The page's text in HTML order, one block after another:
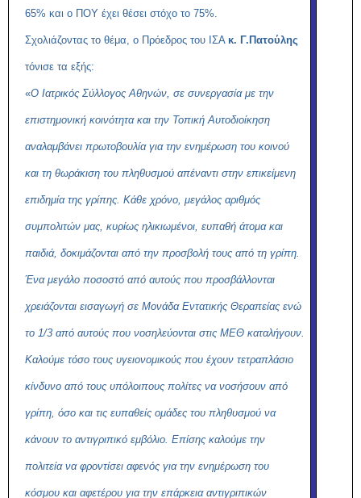
65% και ο ΠΟΥ έχει θέσει στόχο το 75%.
Σχολιάζοντας το θέμα, ο Πρόεδρος του ΙΣΑ κ. Γ.Πατούλης
τόνισε τα εξής:
«Ο Ιατρικός Σύλλογος Αθηνών, σε συνεργασία με την
επιστημονική κοινότητα και την Τοπική Αυτοδιοίκηση
αναλαμβάνει πρωτοβουλία για την ενημέρωση του κοινού
και τη θωράκιση του πληθυσμού απέναντι στην επικείμενη
επιδημία της γρίπης. Κάθε χρόνο, μεγάλος αριθμός
συμπολιτών μας, κυρίως ηλικιωμένοι, ευπαθή άτομα και
παιδιά, δοκιμάζονται από την προσβολή τους από τη γρίπη.
Ένα μεγάλο ποσοστό από αυτούς που προσβάλλονται
χρειάζονται εισαγωγή σε Μονάδα Εντατικής Θεραπείας ενώ
το 1/3 από αυτούς που νοσηλεύονται στις ΜΕΘ καταλήγουν.
Καλούμε τόσο τους υγειονομικούς που έχουν τετραπλάσιο
κίνδυνο από τους υπόλοιπους πολίτες να νοσήσουν από
γρίπη, όσο και τις ευπαθείς ομάδες του πληθυσμού να
κάνουν το αντιγριπικό εμβόλιο. Επίσης καλούμε την
πολιτεία να φροντίσει αφενός για την ενημέρωση του
κόσμου και αφετέρου για την επάρκεια αντιγριπικών